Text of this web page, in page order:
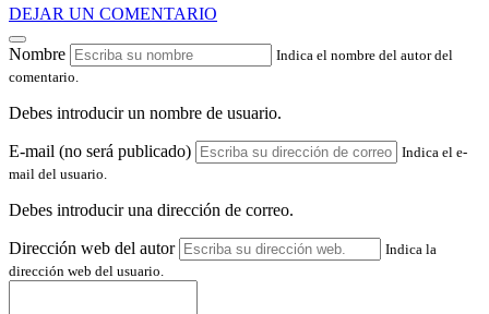
DEJAR UN COMENTARIO
Nombre
Indica el nombre del autor del
comentario.
Debes introducir un nombre de usuario.
E-mail (no será publicado)
Indica el e-
mail del usuario.
Debes introducir una dirección de correo.
Dirección web del autor
Indica la
dirección web del usuario.